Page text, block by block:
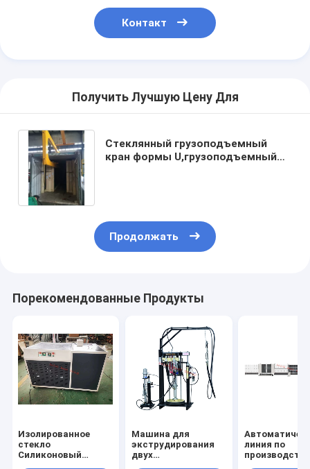
Контакт
Получить Лучшую Цену Для
Стеклянный грузоподъемный
кран формы U,грузоподъемный
Продолжать
Порекомендованные Продукты
Изолированное
стекло
Силиконовый
Машина для
экструдирования
двух
линия по
производству